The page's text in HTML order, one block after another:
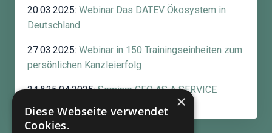
20.03.2025: Webinar Das DATEV Ökosystem in
Deutschland
27.03.2025: Webinar in 150 Trainingseinheiten zum
persönlichen Kanzleierfolg
24.&25.04.2025: Seminar CFO AS A SERVICE
×
Diese Webseite verwendet
Cookies.